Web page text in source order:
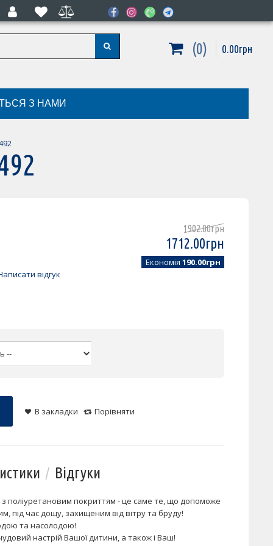
0 0.00грн
З НАМИ
1902.00грн
1712.00грн
Економія 190.00грн
відгук
В закладки Порівняти
Відгуки
поліуретановим покриттям - це саме те, що допоможе
під час дощу, захищеним від вітру та бруду!
та насолодою!
настрій Вашої дитини, а також і Ваш!